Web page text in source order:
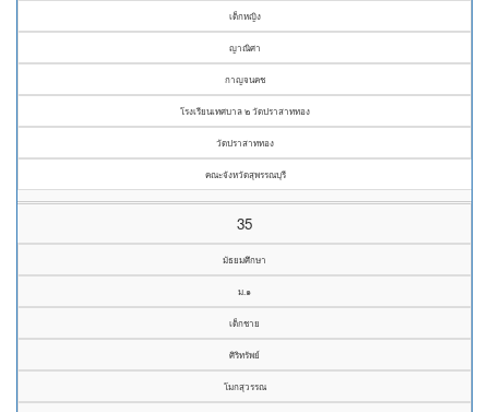
เด็กหญิง
ญาณิศา
กาญจนคช
โรงเรียนเทศบาล ๒ วัดปราสาททอง
วัดปราสาททอง
คณะจังหวัดสุพรรณบุรี
35
มัธยมศึกษา
ม.๑
เด็กชาย
ศิริทรัพย์
โมกสุวรรณ